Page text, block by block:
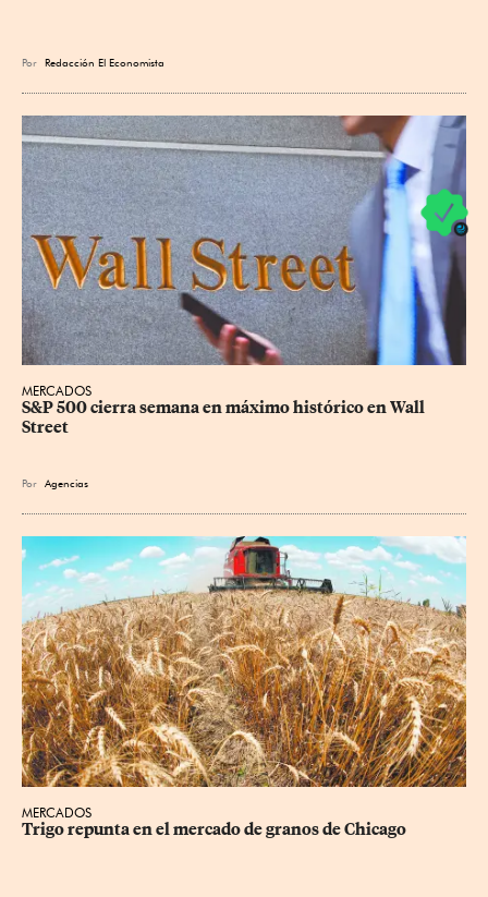
Por Redacción El Economista
MERCADOS
S&P 500 cierra semana en máximo histórico en Wall
Street
Por Agencias
MERCADOS
Trigo repunta en el mercado de granos de Chicago